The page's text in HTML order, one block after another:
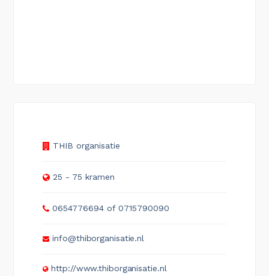
THIB organisatie
25 - 75 kramen
0654776694 of 0715790090
info@thiborganisatie.nl
http://www.thiborganisatie.nl